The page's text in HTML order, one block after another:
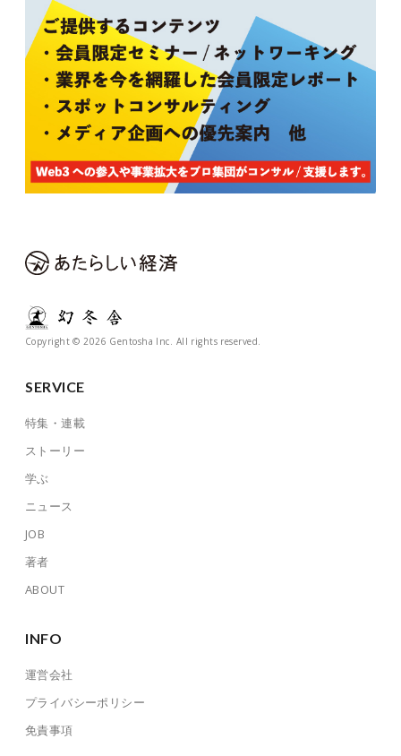
Copyright © 2026 Gentosha Inc. All rights reserved.
SERVICE
特集・連載
ストーリー
学ぶ
ニュース
JOB
著者
ABOUT
INFO
運営会社
プライバシーポリシー
免責事項